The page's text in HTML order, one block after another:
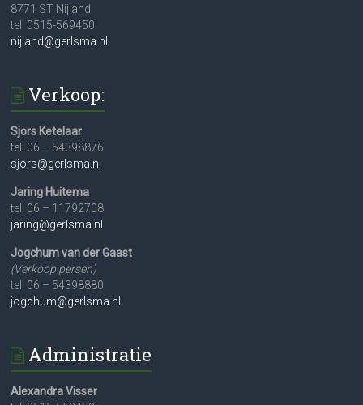
8771 ST Nijland
tel: 0515-569450
nijland@gerlsma.nl
Verkoop:
Sjors Ketelaar
tel. 06 – 54398876
sjors@gerlsma.nl
Jaring Huitema
tel. 06 – 11792708
jaring@gerlsma.nl
Jogchum van der Gaast
(Verkoop persen)
tel. 06 – 54398880
jogchum@gerlsma.nl
Administratie
Alexandra Visser